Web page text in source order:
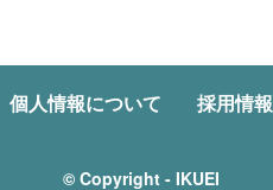
個人情報について 採用情報
© Copyright - IKUEI